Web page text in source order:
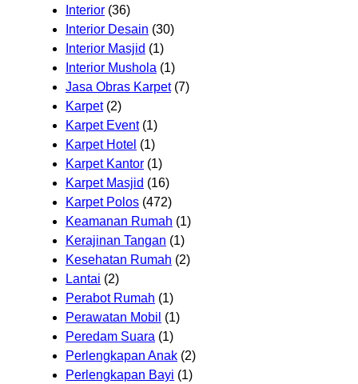
Interior (36)
Interior Desain (30)
Interior Masjid (1)
Interior Mushola (1)
Jasa Obras Karpet(7)
Karpet(2)
Karpet Event(1)
Karpet Hotel (1)
Karpet Kantor (1)
Karpet Masjid (16)
Karpet Polos (472)
Keamanan Rumah (1)
Kerajinan Tangan (1)
Kesehatan Rumah (2)
Lantai (2)
Perabot Rumah (1)
Perawatan Mobil (1)
Peredam Suara (1)
Perlengkapan Anak (2)
Perlengkapan Bayi (1)